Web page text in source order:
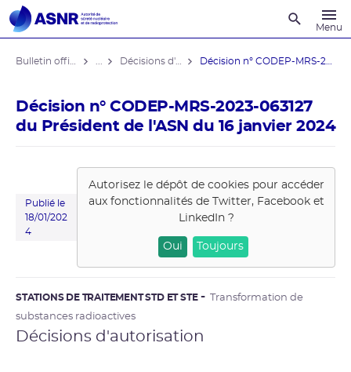
Menu
Décision n° CODEP-MRS-2023-063127
du Président de l'ASN du 16 janvier 2024
Publié le
18/01/202
4
Autorisez le dépôt de cookies pour accéder
aux fonctionnalités de Twitter, Facebook et
LinkedIn?
Oui Toujours
STATIONS DE TRAITEMENT STD ET STE
Transformation de
substances radioactives
Décisions d'autorisation